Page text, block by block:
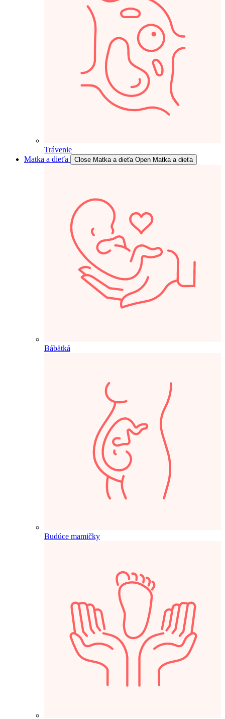
Trávenie
Matka a dieťa
Close Matka a dieťa Open Matka a dieťa
Bábätká
Budúce mamičky